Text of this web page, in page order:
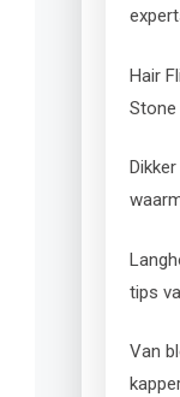
Hair
tips
Van